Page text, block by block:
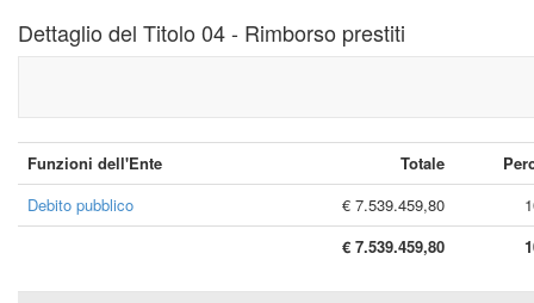
Dettaglio del Titolo 04 - Rimborso prestiti
Funzioni dell'Ente Totale
Debito pubblico
€ 7.539.459,80
€ 7.539.459,80